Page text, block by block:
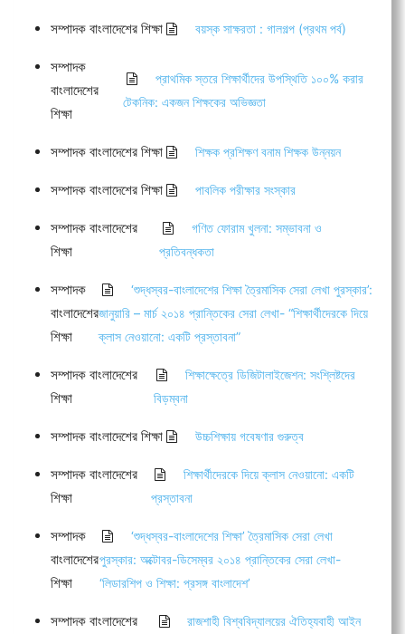
সম্পাদক বাংলাদেশের শিক্ষা বয়স্ক সাক্ষরতা : গালগল্প (প্রথম পর্ব)
সম্পাদক
বাংলাদেশের
শিক্ষা
প্রাথমিক স্তরে শিক্ষার্থীদের উপস্থিতি ১০০% করার
টেকনিক: একজন শিক্ষকের অভিজ্ঞতা
সম্পাদক বাংলাদেশের শিক্ষা শিক্ষক প্রশিক্ষণ বনাম শিক্ষক উন্নয়ন
সম্পাদক বাংলাদেশের শিক্ষা পাবলিক পরীক্ষার সংস্কার
সম্পাদক বাংলাদেশের
শিক্ষা
গণিত ফোরাম খুলনা: সম্ভাবনা ও
প্রতিবন্ধকতা
সম্পাদক
বাংলাদেশের
শিক্ষা
‘শুদ্ধস্বর-বাংলাদেশের শিক্ষা ত্রৈমাসিক সেরা লেখা পুরস্কার’:
জানুয়ারি – মার্চ ২০১৪ প্রান্তিকের সেরা লেখা- “শিক্ষার্থীদেরকে দিয়ে
ক্লাস নেওয়ানো: একটি প্রস্তাবনা”
সম্পাদক বাংলাদেশের
শিক্ষা
শিক্ষাক্ষেত্রে ডিজিটালাইজেশন: সংশ্লিষ্টদের
বিড়ম্বনা
সম্পাদক বাংলাদেশের শিক্ষা উচ্চশিক্ষায় গবেষণার গুরুত্ব
সম্পাদক বাংলাদেশের
শিক্ষা
শিক্ষার্থীদেরকে দিয়ে ক্লাস নেওয়ানো: একটি
প্রস্তাবনা
সম্পাদক
বাংলাদেশের
শিক্ষা
‘শুদ্ধস্বর-বাংলাদেশের শিক্ষা’ ত্রৈমাসিক সেরা লেখা
পুরস্কার: অক্টোবর-ডিসেম্বর ২০১৪ প্রান্তিকের সেরা লেখা-
‘লিডারশিপ ও শিক্ষা: প্রসঙ্গ বাংলাদেশ’
সম্পাদক বাংলাদেশের
রাজশাহী বিশ্ববিদ্যালয়ের ঐতিহ্যবাহী আইন